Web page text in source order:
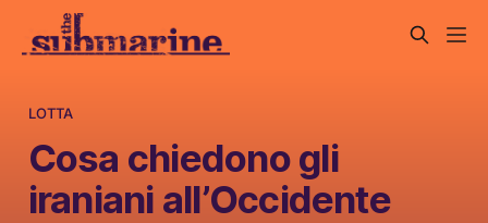
LOTTA
Cosa chiedono gli
iraniani all’Occidente